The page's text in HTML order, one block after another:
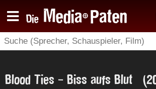
Blood Ties - Biss aufs Blut